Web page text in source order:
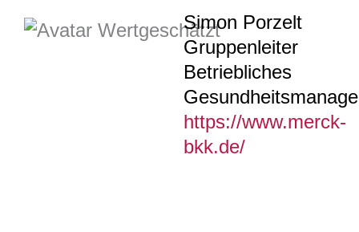
Simon Porzelt
Gruppenleiter
Betriebliches
https://www.merck-
bkk.de/